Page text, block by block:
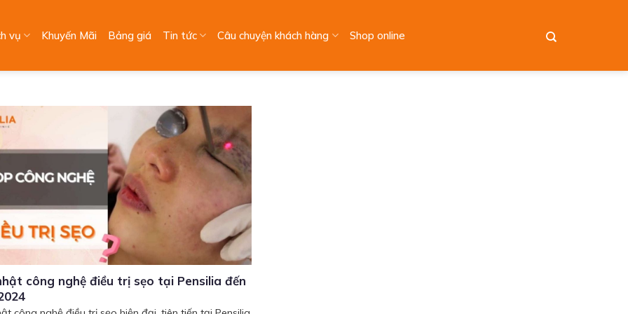
vụ Khuyến Mãi Bảng giá Tin tức Câu chuyện khách hàng Shop online
công nghệ điều trị sẹo tại Pensilia đến